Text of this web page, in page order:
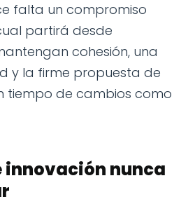
falta un compromiso
partirá desde
cohesión, una
y la firme propuesta de
tiempo de cambios como
innovación nunca